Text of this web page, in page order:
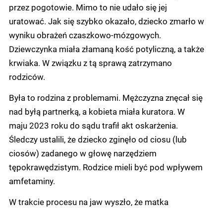
przez pogotowie. Mimo to nie udało się jej
uratować. Jak się szybko okazało, dziecko zmarło w
wyniku obrażeń czaszkowo-mózgowych.
Dziewczynka miała złamaną kość potyliczną, a także
krwiaka. W związku z tą sprawą zatrzymano
rodziców.
Była to rodzina z problemami. Mężczyzna znęcał się
nad byłą partnerką, a kobieta miała kuratora. W
maju 2023 roku do sądu trafił akt oskarżenia.
Śledczy ustalili, że dziecko zginęło od ciosu (lub
ciosów) zadanego w głowę narzędziem
tępokrawędzistym. Rodzice mieli być pod wpływem
amfetaminy.
W trakcie procesu na jaw wyszło, że matka